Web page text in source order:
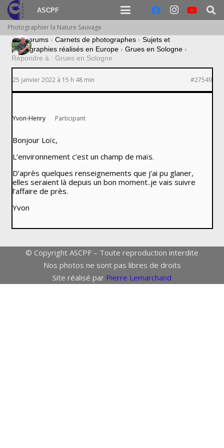
ASCPF
Photographier la Nature Sauvage
› Forums › Carnets de photographes › Sujets et
photographies réalisés en Europe › Grues en Sologne ›
Répondre à : Grues en Sologne
25 janvier 2022 à 15 h 48 min #27549
Yvon-Henry Participant
Bonjour Loïc,
L’environnement c’est un champ de maïs.
D’après quelques renseignements que j’ai pu glaner,
elles seraient là depuis un bon moment..je vais suivre
l’affaire de près.
Yvon
© Copyright ASCPF – Toute reproduction interdite
Nos photos ne sont pas libres de droits
Site réalisé par Pierre Lemarchand